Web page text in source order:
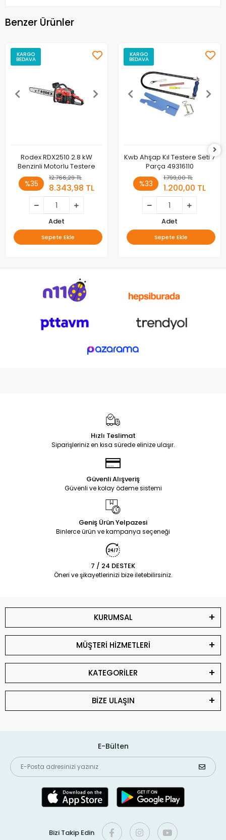
Benzer Ürünler
KARGO
BEDAVA
Rodex RDX2510 2.8 kW
Benzinli Motorlu Testere
%35
12.766,29 TL
8.343,98 TL
Adet
Sepete Ekle
KARGO
BEDAVA
Kwb Ahşap Kıl Testere Seti 7
Parça 49316110
%33
1.799,00 TL
1.200,00 TL
Adet
Sepete Ekle
Hızlı Teslimat
Siparişleriniz en kısa sürede elinize ulaşır.
Güvenli Alışveriş
Güvenli ve kolay ödeme sistemi
Geniş Ürün Yelpazesi
Binlerce ürün ve kampanya seçeneği
7 / 24 DESTEK
Öneri ve şikayetlerinizi bize iletebilirsiniz.
KURUMSAL
MÜŞTERİ HİZMETLERİ
KATEGORİLER
BİZE ULAŞIN
E-Bülten
Bizi Takip Edin